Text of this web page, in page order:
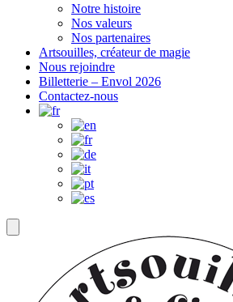
Notre histoire
Nos valeurs
Nos partenaires
Artsouilles, créateur de magie
Nous rejoindre
Billetterie – Envol 2026
Contactez-nous